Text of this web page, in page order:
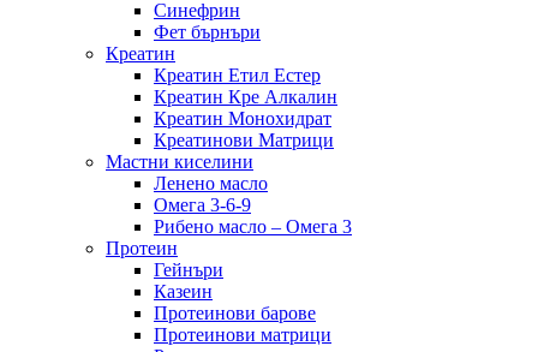
Синефрин
Фет бърнъри
Креатин
Креатин Етил Естер
Креатин Кре Алкалин
Креатин Монохидрат
Креатинови Матрици
Мастни киселини
Ленено масло
Омега 3-6-9
Рибено масло – Омега 3
Протеин
Гейнъри
Казеин
Протеинови барове
Протеинови матрици